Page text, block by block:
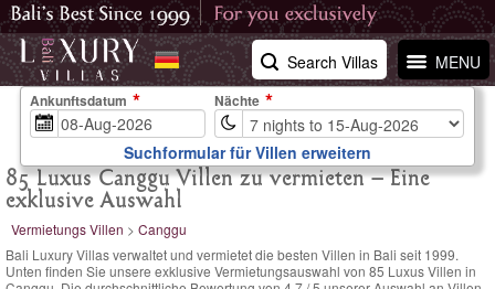
MENU
Search Villas
85 Luxus Canggu Villen zu vermieten – Eine
exklusive Auswahl
Vermietungs Villen > Canggu
Bali Luxury Villas verwaltet und vermietet die besten Villen in Bali seit 1999.
Unten finden Sie unsere exklusive Vermietungsauswahl von 85 Luxus Villen in
Ankunftsdatum Nächte
Suchformular für Villen erweitern